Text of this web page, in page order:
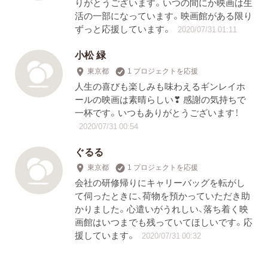
活の一部になっています。映画館がある限り
ずっと応援しています。
2020/07/31 01:11
小松 緑
東京都 1 プロジェクトを応援
人生の喜びも楽しみも味わえるギンレイホ
ールの映画は素晴らしい❣ 感謝の気持ちで
一杯です。いつもありがとうございます！
2020/07/31 00:54
ぐるる
東京都 1 プロジェクトを応援
会社の研修帰りにキャリーバッグを転がし
て伺ったときに、荷物を預かっていただき助
かりました。心遣いがうれしい、落ち着く映
画館はいつまでも残っていてほしいです。応
援しています。
2020/07/31 00:32